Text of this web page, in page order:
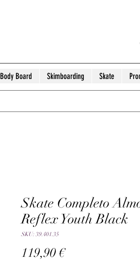
Body Board Skimboarding Skate
Skate Completo
Reflex Youth Black
SKU: 39.401.35
119,90 €Preço